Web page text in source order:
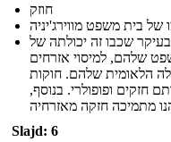
חוזק
של בית משפט מווירג'יניה
שכבו זה יכולתה של
שלהם, למיסוי אזרחים
הלאומית שלהם. חוקות
חזקים ופופולרי. בנוסף,
Slajd: 6